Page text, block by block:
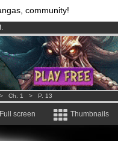
community!
!.
eurosper month !Get membership
comics & mangas!.
Ch. 1 > P. 13
Full screen Thumbnails